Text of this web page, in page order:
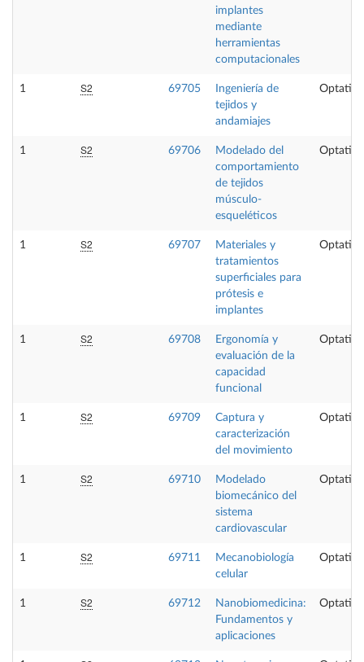
implantes
mediante
herramientas
computacionales
1 S2 69705
Ingeniería de
tejidos y
andamiajes
Optativa
1 S2 69706
Modelado del
comportamiento
de tejidos
músculo-
esqueléticos
Optativa
1 S2 69707
Materiales y
tratamientos
superficiales para
prótesis e
implantes
Optativa
1 S2 69708
Ergonomía y
evaluación de la
capacidad
funcional
Optativa
1 S2 69709
Captura y
caracterización
del movimiento
Optativa
1 S2 69710
Modelado
biomecánico del
sistema
cardiovascular
Optativa
1 S2 69711
Mecanobiología
celular
Optativa
1 S2 69712
Nanobiomedicina:
Fundamentos y
aplicaciones
Optativa